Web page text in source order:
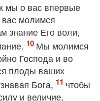
мы о вас впервые
молимся
знание Его воли,
Мы молимся
Господа и во
плоды ваших
Бога,
чтобы
и величие,